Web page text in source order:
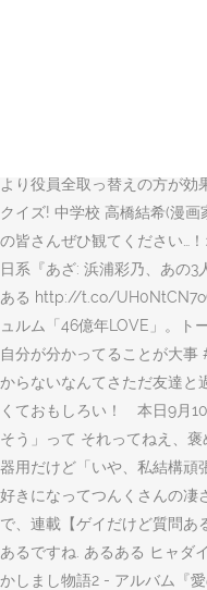
は無料の歌詞検索サービス
より役員全取っ替えの方が
クイズ! 中学校 高橋結希(漫
の皆さんぜひ観てください…
日系『あざ: 浜浦彩乃、あの
ある http://t.co/
ュルム「46億年LOVE」。ト
自分が分かってることが大
からないなんてさただ友達
くておもしろい！ 本日9月
そう」って それってねえ、
器用だけど「いや、私結構頑
好きになってつんくさんの凄
で、連載【ゲイだけど質問あ
あるですね. あるある ヒャダ
かしまし物語2 - アルバム『